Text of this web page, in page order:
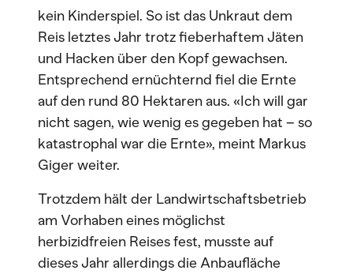
kein Kinderspiel. So ist das Unkraut dem
Reis letztes Jahr trotz fieberhaftem Jäten
und Hacken über den Kopf gewachsen.
Entsprechend ernüchternd fiel die Ernte
auf den rund 80 Hektaren aus. «Ich will gar
nicht sagen, wie wenig es gegeben hat – so
katastrophal war die Ernte», meint Markus
Giger weiter.
Trotzdem hält der Landwirtschaftsbetrieb
am Vorhaben eines möglichst
herbizidfreien Reises fest, musste auf
dieses Jahr allerdings die Anbaufläche